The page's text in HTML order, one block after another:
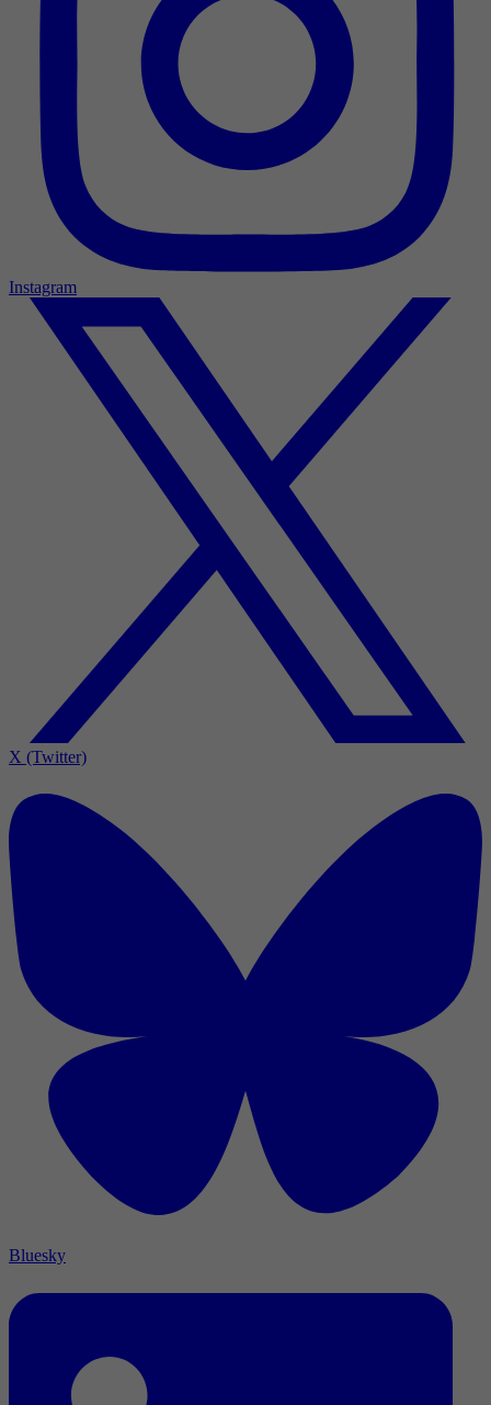
Instagram
X (Twitter)
Bluesky